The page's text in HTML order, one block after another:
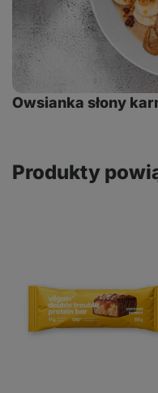
Owsianka słony
Produkty